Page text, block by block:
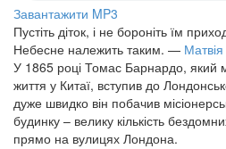
Завантажити MP3
Пустіть діток, і не бороніть їм
Небесне належить таким. —
У 1865 році Томас Барнардо, який
життя у Китаї, вступив до
дуже швидко він побачив
будинку – велику кількість
прямо на вулицях Лондона.